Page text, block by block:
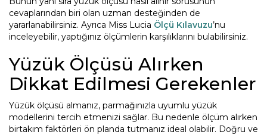
cevaplarından biri olan uzman desteğinden de
yararlanabilirsiniz. Ayrıca Miss Lucia Ölçü Kılavuzu’nu
inceleyebilir, yaptığınız ölçümlerin karşılıklarını bulabilirsiniz.
Yüzük Ölçüsü Alırken
Dikkat Edilmesi Gerekenler
Yüzük ölçüsü almanız, parmağınızla uyumlu yüzük
modellerini tercih etmenizi sağlar. Bu nedenle ölçüm alırken
birtakım faktörleri ön planda tutmanız ideal olabilir. Doğru ve